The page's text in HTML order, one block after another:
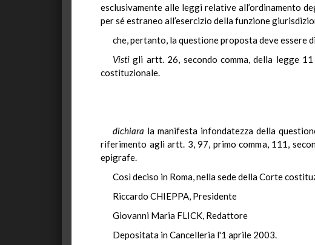
esclusivamente alle leggi relative all’ordinamento
per sé estraneo all’esercizio della funzione
che, pertanto, la questione proposta deve essere
Visti gli artt. 26, secondo comma, della legge
costituzionale.
dichiara la manifesta infondatezza della
riferimento agli artt. 3, 97, primo comma, 111,
epigrafe.
Così deciso in Roma, nella sede della Corte
Riccardo CHIEPPA, Presidente
Giovanni Maria FLICK, Redattore
Depositata in Cancelleria l'1 aprile 2003.